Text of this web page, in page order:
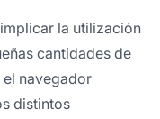
la utilización
cantidades de
el navegador
distintos